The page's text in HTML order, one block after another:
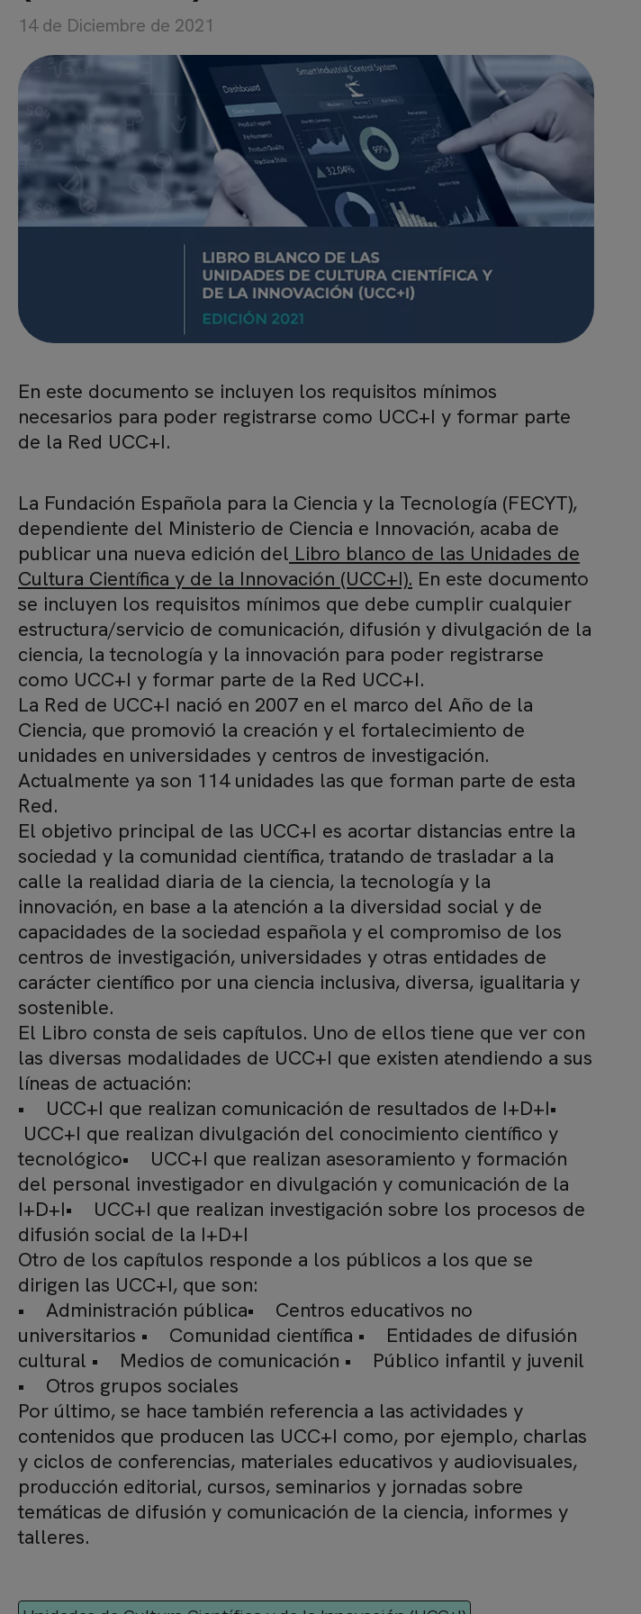
14 de Diciembre de 2021
En este documento se incluyen los requisitos mínimos
necesarios para poder registrarse como UCC+I y formar parte
de la Red UCC+I.
La Fundación Española para la Ciencia y la Tecnología (FECYT),
dependiente del Ministerio de Ciencia e Innovación, acaba de
publicar una nueva edición del Libro blanco de las Unidades de
Cultura Científica y de la Innovación (UCC+I). En este documento
se incluyen los requisitos mínimos que debe cumplir cualquier
estructura/servicio de comunicación, difusión y divulgación de la
ciencia, la tecnología y la innovación para poder registrarse
como UCC+I y formar parte de la Red UCC+I.
La Red de UCC+I nació en 2007 en el marco del Año de la
Ciencia, que promovió la creación y el fortalecimiento de
unidades en universidades y centros de investigación.
Actualmente ya son 114 unidades las que forman parte de esta
Red.
El objetivo principal de las UCC+I es acortar distancias entre la
sociedad y la comunidad científica, tratando de trasladar a la
calle la realidad diaria de la ciencia, la tecnología y la
innovación, en base a la atención a la diversidad social y de
capacidades de la sociedad española y el compromiso de los
centros de investigación, universidades y otras entidades de
carácter científico por una ciencia inclusiva, diversa, igualitaria y
sostenible.
El Libro consta de seis capítulos. Uno de ellos tiene que ver con
las diversas modalidades de UCC+I que existen atendiendo a sus
líneas de actuación:
• UCC+I que realizan comunicación de resultados de I+D+I•
UCC+I que realizan divulgación del conocimiento científico y
tecnológico• UCC+I que realizan asesoramiento y formación
del personal investigador en divulgación y comunicación de la
I+D+I• UCC+I que realizan investigación sobre los procesos de
difusión social de la I+D+I
Otro de los capítulos responde a los públicos a los que se
dirigen las UCC+I, que son:
• Administración pública• Centros educativos no
universitarios • Comunidad científica • Entidades de difusión
cultural • Medios de comunicación • Público infantil y juvenil
• Otros grupos sociales
Por último, se hace también referencia a las actividades y
contenidos que producen las UCC+I como, por ejemplo, charlas
y ciclos de conferencias, materiales educativos y audiovisuales,
producción editorial, cursos, seminarios y jornadas sobre
temáticas de difusión y comunicación de la ciencia, informes y
talleres.